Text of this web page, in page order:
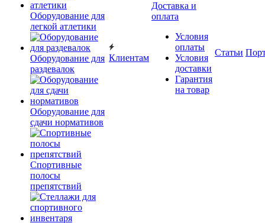
Оборудование для
легкой атлетики
Оборудование для
раздевалок
Оборудование для
сдачи нормативов
Спортивные
полосы
препятствий
Клиентам
Доставка и
оплата
Условия
оплаты
Условия
доставки
Гарантия
на товар
Статьи